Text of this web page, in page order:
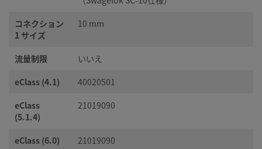
コネクション
1 サイズ
10 mm
流量制限
いいえ
eClass (4.1)
40020501
eClass
(5.1.4)
21019090
eClass (6.0)
21019090